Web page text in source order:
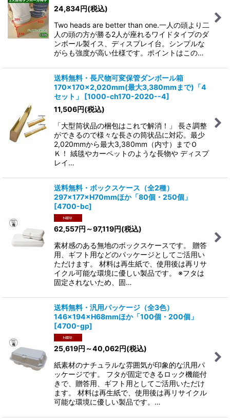
24,834 円(税込)
Two heads are better than one.一人の頭より二
人の頭の方が勝る2人が座れるワイドタイプのダ
ンボール製イス、ディスプレイ台。シンプルな
がらも強度が高い仕様です。ポイントはこの…
送料無料・長尺物可変保管ダンボール箱
170×170×2,020mm(最大3,380mmまで)「4
セット」
[1000-ch170-2020--4]
11,506円(税込)
「大型筒状品の梱包はこれで解消！」 長さ調整
ができるので様々な長さの筒状品に対応。最少
2,020mmから最大3,380mm（内寸）までＯ
Ｋ！ 絨毯やカーペットのような長物や ディスプ
レイ…
送料無料・ボックスケース（全2種）
297×177×H70mmほか「80個・250個」
[4700-bc]
62,557円 ～97,119円(税込)
素材感のある無地のボックスケースです。 贈答
用、ギフト用などのパッケージとしてご活用い
ただけます。 材料は再生紙で、使用後は再リサ
イクル可能な環境に優しい製品です。 ※フタは
固定されないため、固…
送料無料・汎用パッケージ（全3色）
146×194×H68mmほか「100個・200個」
[4700-gp]
25,619円 ～40,062円(税込)
紙素材のナチュラルな雰囲気が印象的な汎用パ
ッケージです。 フタが固定できるロック機能付
きで、贈答用、ギフト用としてご活用いただけ
ます。 材料は再生紙で、使用後は再リサイクル
可能な環境に優しい製品です。…